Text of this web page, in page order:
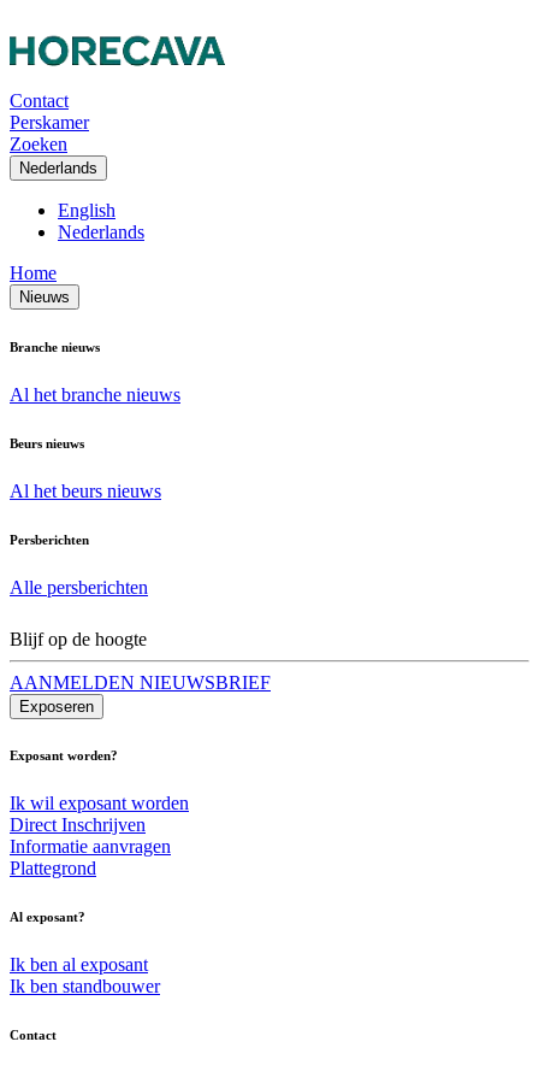
Contact
Perskamer
Zoeken
Nederlands
English
Nederlands
Home
Nieuws
Branche nieuws
Al het branche nieuws
Beurs nieuws
Al het beurs nieuws
Persberichten
Alle persberichten
Blijf op de hoogte
AANMELDEN NIEUWSBRIEF
Exposeren
Exposant worden?
Ik wil exposant worden
Direct Inschrijven
Informatie aanvragen
Plattegrond
Al exposant?
Ik ben al exposant
Ik ben standbouwer
Contact